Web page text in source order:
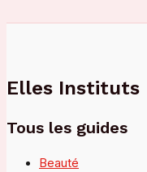
conseils
son
Elles Instituts
Tous les guides
Beauté